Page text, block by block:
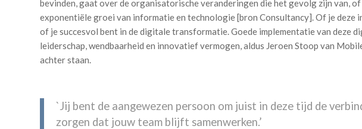
bevinden, gaat over de organisatorische veranderingen die het gevolg zijn van,
exponentiële groei van informatie en technologie [bron Consultancy]. Of je
of je succesvol bent in de digitale transformatie. Goede implementatie van deze
leiderschap, wendbaarheid en innovatief vermogen, aldus Jeroen Stoop van
achter staan.
`Jij bent de aangewezen persoon om juist in deze tijd de
zorgen dat jouw team blijft samenwerken.’